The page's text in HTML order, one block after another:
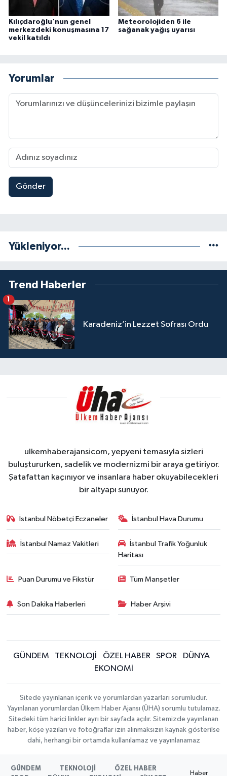
Kılıçdaroğlu'nun genel
merkezdeki konuşmasına 17
vekil katıldı
Meteorolojiden 6 ile
sağanak yağış uyarısı
Yorumlar
Gönder
Yükleniyor...
Trend Haberler
Karadeniz’in Lezzet Sofrası Ordu
1
ulkemhaberajansicom, yepyeni temasıyla sizleri
buluştururken, sadelik ve modernizmi bir araya getiriyor.
Şatafattan kaçınıyor ve insanlara haber okuyabilecekleri
bir altyapı sunuyor.
İstanbul Nöbetçi Eczaneler İstanbul Hava Durumu
İstanbul Namaz Vakitleri
İstanbul Trafik Yoğunluk
Haritası
Puan Durumu ve Fikstür Tüm Manşetler
Son Dakika Haberleri Haber Arşivi
GÜNDEM TEKNOLOJİ ÖZEL HABER SPOR
DÜNYA
EKONOMİ
Sitede yayınlanan içerik ve yorumlardan yazarları sorumludur.
Yayınlanan yorumlardan Ülkem Haber Ajansı (ÜHA) sorumlu tutulamaz.
Sitedeki tüm harici linkler ayrı bir sayfada açılır. Sitemizde yayınlanan
haber, köşe yazıları ve fotoğraflar izin alınmaksızın kaynak gösterilse
dahi, herhangi bir ortamda kullanılamaz ve yayınlanamaz
GÜNDEM TEKNOLOJİ
ÖZEL HABER
Haber